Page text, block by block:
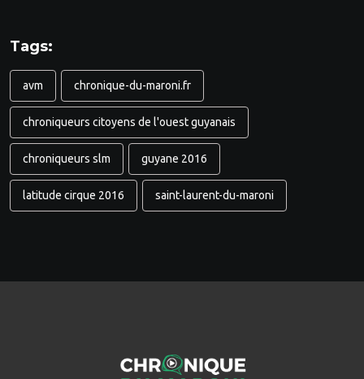
Tags:
avm chronique-du-maroni.fr
chroniqueurs citoyens de l'ouest guyanais
chroniqueurs slm guyane 2016
latitude cirque 2016 saint-laurent-du-maroni